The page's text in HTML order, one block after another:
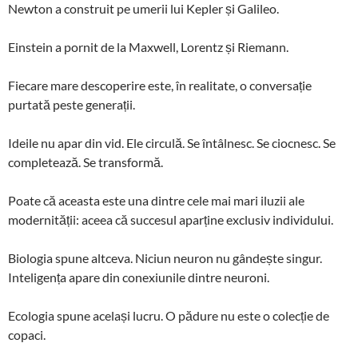
Newton a construit pe umerii lui Kepler și Galileo.
Einstein a pornit de la Maxwell, Lorentz și Riemann.
Fiecare mare descoperire este, în realitate, o conversație
purtată peste generații.
Ideile nu apar din vid. Ele circulă. Se întâlnesc. Se ciocnesc. Se
completează. Se transformă.
Poate că aceasta este una dintre cele mai mari iluzii ale
modernității: aceea că succesul aparține exclusiv individului.
Biologia spune altceva. Niciun neuron nu gândește singur.
Inteligența apare din conexiunile dintre neuroni.
Ecologia spune același lucru. O pădure nu este o colecție de
copaci.